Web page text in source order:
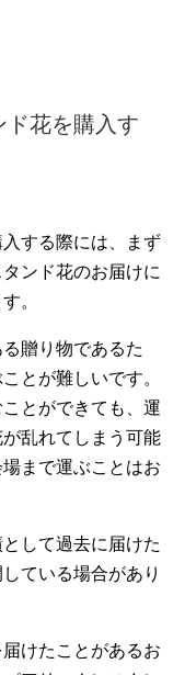
ド花を購入す
する際には、まず
ンド花のお届けに
。
贈り物であるた
とが難しいです。
とができても、運
乱れてしまう可能
まで運ぶことはお
して過去に届けた
ている場合があり
けたことがあるお